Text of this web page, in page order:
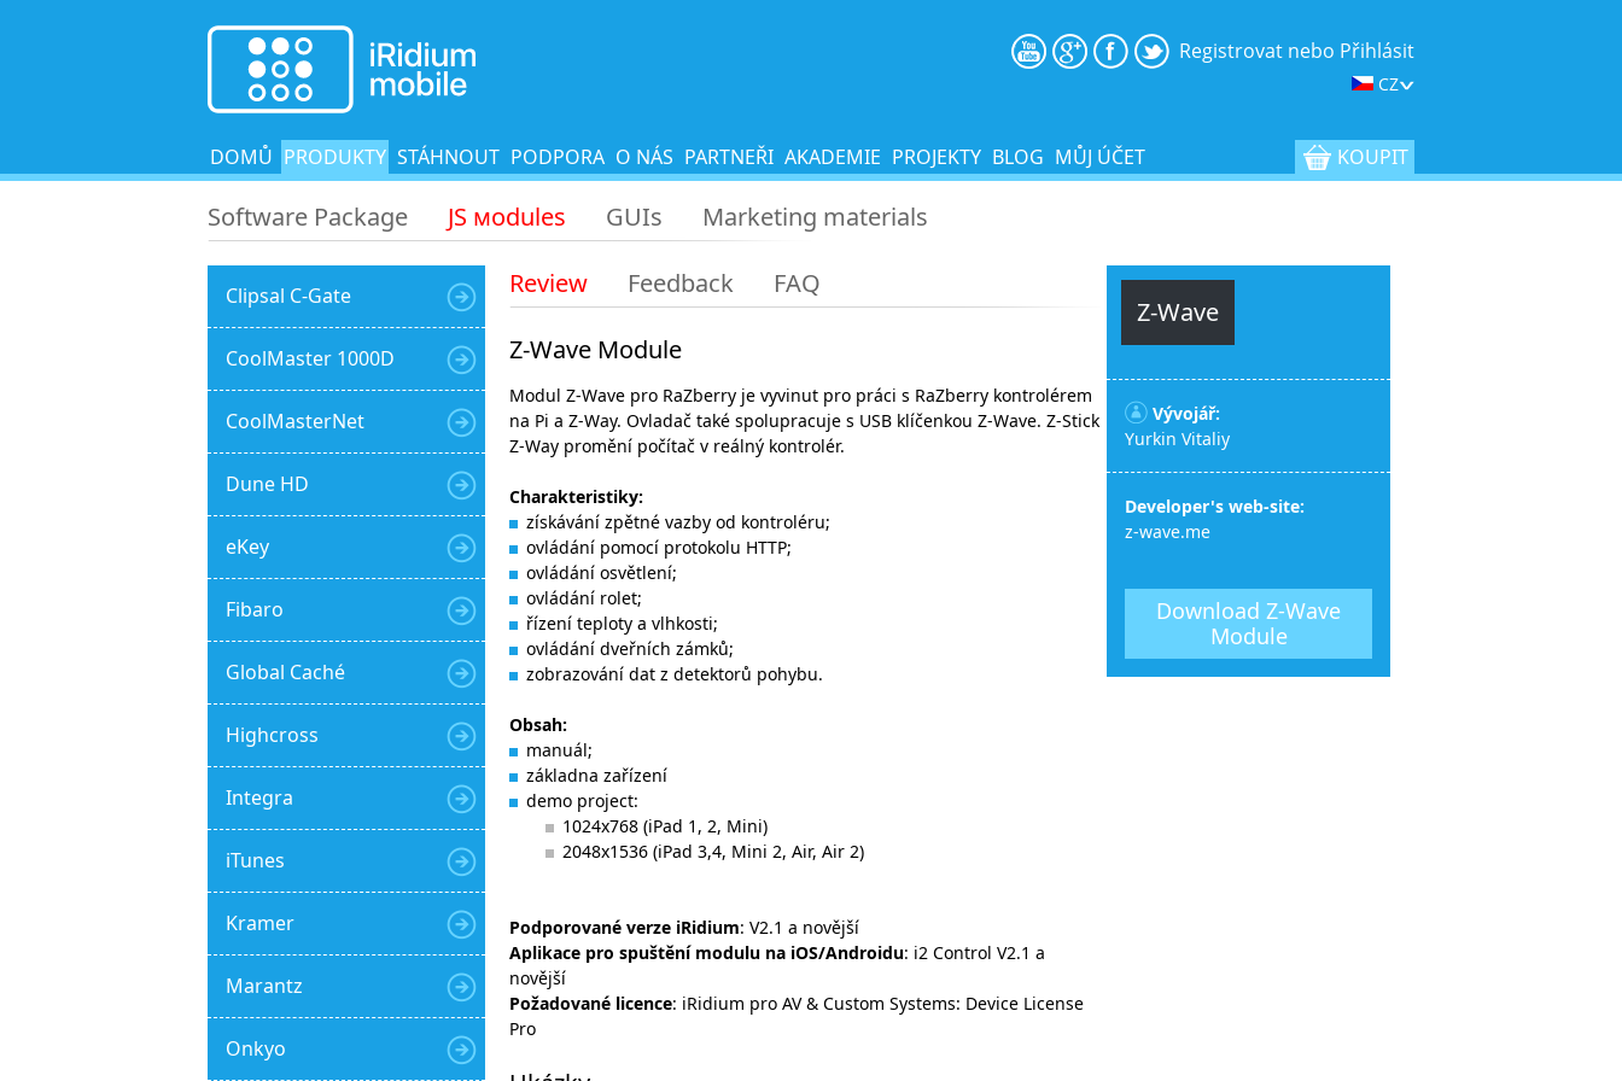
Registrovat nebo Přihlásit
CZ
DOMŮ PRODUKTY STÁHNOUT PODPORA O NÁS PARTNEŘI AKADEMIE PROJEKTY BLOG MŮJ ÚČET KOUPIT
Software Package JS мodules GUIs Marketing materials
Clipsal C-Gate
CoolMaster 1000D
CoolMasterNet
Dune HD
eKey
Fibaro
Global Caché
Highcross
Integra
iTunes
Kramer
Marantz
Onkyo
Review Feedback FAQ
Z-Wave Module
Modul Z-Wave pro RaZberry je vyvinut pro práci s RaZberry kontrolérem
na Pi a Z-Way. Ovladač také spolupracuje s USB klíčenkou Z-Wave. Z-Stick
Z-Way promění počítač v reálný kontrolér.
Charakteristiky:
získávání zpětné vazby od kontroléru;
ovládání pomocí protokolu HTTP;
ovládání osvětlení;
ovládání rolet;
řízení teploty a vlhkosti;
ovládání dveřních zámků;
zobrazování dat z detektorů pohybu.
Obsah:
manuál;
základna zařízení
demo project:
1024x768 (iPad 1, 2, Mini)
2048x1536 (iPad 3,4, Mini 2, Air, Air 2)
Podporované verze iRidium: V2.1 a novější
Aplikace pro spuštění modulu na iOS/Androidu: i2 Control V2.1 a
novější
Požadované licence: iRidium pro AV & Custom Systems: Device License
Pro
Z-Wave
Vývojář:
Yurkin Vitaliy
Developer's web-site:
z-wave.me
Download Z-Wave
Module